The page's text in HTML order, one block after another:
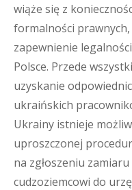
wiąże się z
formalności
zapewnienie
Polsce. Przede
uzyskanie
ukraińskich
Ukrainy istnieje
uproszczonej
na zgłoszeniu
cudzoziemcowi do